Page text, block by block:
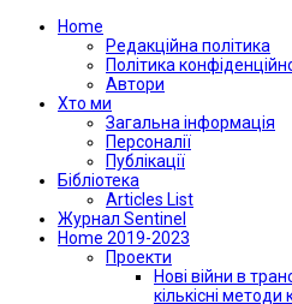
Home
Редакційна політика
Політика
Автори
Хто ми
Загальна інформація
Персоналії
Публікації
Бібліотека
Articles List
Журнал Sentinel
Home 2019-2023
Проекти
Нові війни в
кількісні методи